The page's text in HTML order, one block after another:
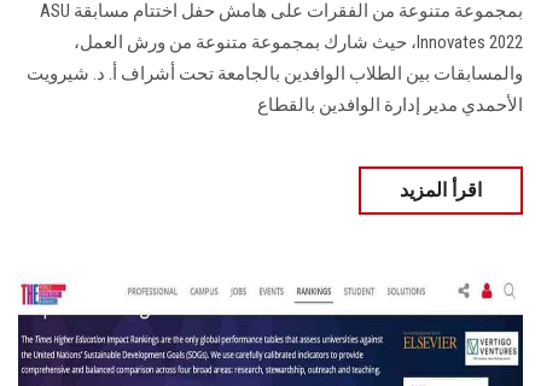
بمجموعة متنوعة من الفقرات على هامش حفل اختتام مسابقة ASU
Innovates 2022، حيث شارك بمجموعة متنوعة من ورش العمل،
والمسابقات بين الطلاب الوافدين بالجامعة تحت أشراف أ. د. شيرويت
الأحمدي مدير إدارة الوافدين بالقطاع
اقرأ المزيد